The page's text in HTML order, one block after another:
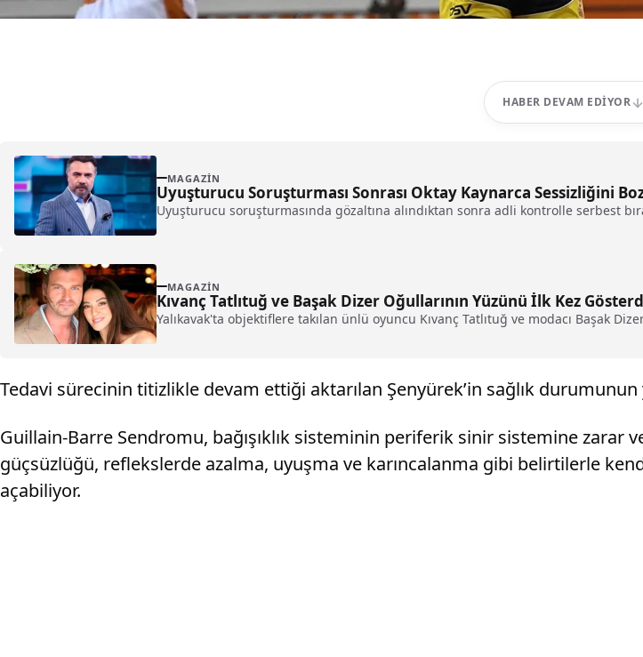
HABER DEVAM EDIYOR
MAGAZIN
Uyuşturucu Soruşturması Sonrası Oktay Kaynarca Sessizliğini
Uyuşturucu soruşturmasında gözaltına alındıktan sonra adli kontrolle serbest
MAGAZIN
Kıvanç Tatlıtuğ ve Başak Dizer Oğullarının Yüzünü İlk Kez
Yalıkavak'ta objektiflere takılan ünlü oyuncu Kıvanç Tatlıtuğ ve modacı Başak
Tedavi sürecinin titizlikle devam ettiği aktarılan Şenyürek’in sağlık
Guillain-Barre Sendromu, bağışıklık sisteminin periferik sinir sistemine zarar
güçsüzlüğü, reflekslerde azalma, uyuşma ve karıncalanma gibi belirtilerle
açabiliyor.